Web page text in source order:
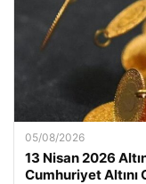
05/08/2026
13 Nisan 2026
Cumhuriyet Altını